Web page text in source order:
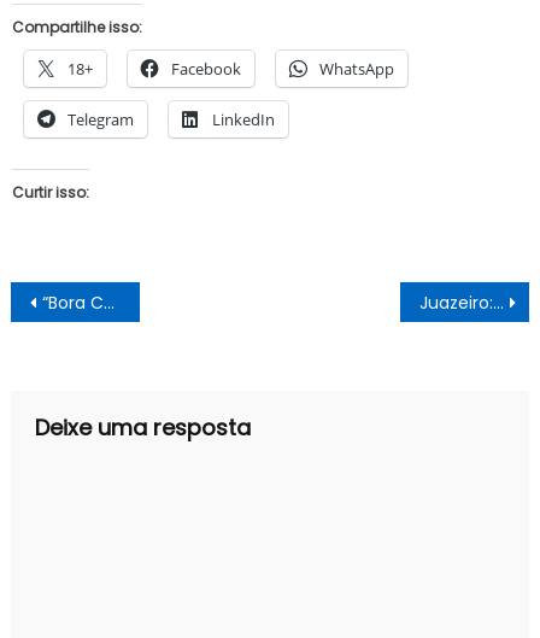
Compartilhe isso:
18+ Facebook WhatsApp
Telegram LinkedIn
Curtir isso:
Navegação
de
“Bora Construir Juntos”: população atende chamado de Juvenilson Passos e lota assembleia no Distrito de Abóbora Juazeiro: SOPH emite nota esclarecendo sobre possíveis irregularidades no MCMV
Deixe uma resposta